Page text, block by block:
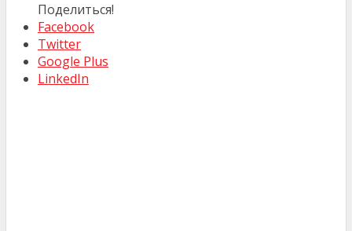
Поделиться!
Facebook
Twitter
Google Plus
LinkedIn